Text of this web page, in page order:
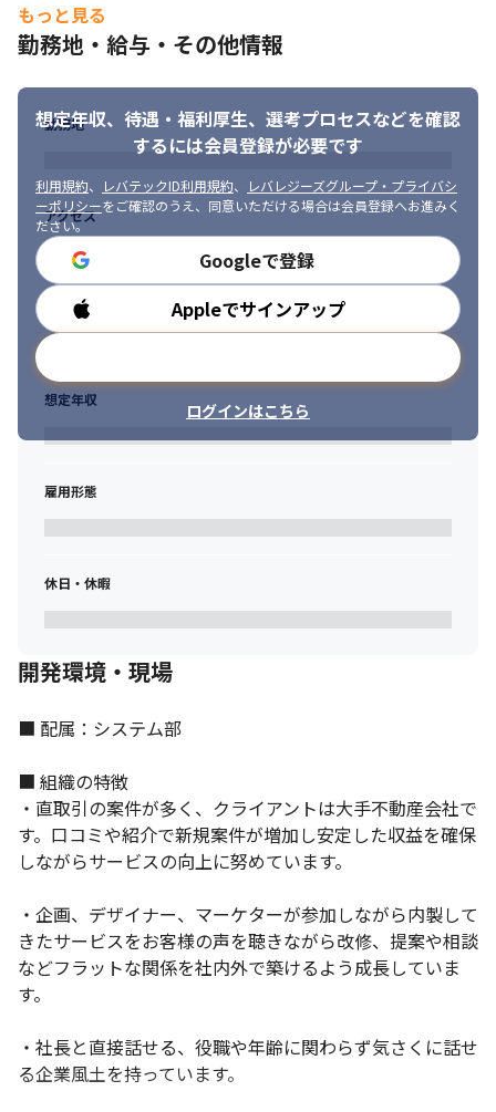
で、職人気質のスタッフが多いのが当社の特長です。
■導入してからじっくりとクライアントと関わることにやりがい
を感じる人。システム技術も必要ですが、プログラム作っている
だけで充足してしまうエンジニアではなく、納品してからの貢献
を見据え実直に仕事をする人を歓迎します。
ングスタッフとしての経歴を積み、さらに上流工程に関わってい
きたい人、システム企画・設計、SEとしてのキャリアアップを図
りたい方
■流通の現場を面白い！マーケティングや生活トレンドの変化に
興味のある方。開発、導入してから成果を提供していくまで、長
期にわたってキャリアアップや成果を上げていきたい方。
もっと見る
勤務地・給与・その他情報
想定年収、待遇・福利厚生、 選考プロセスなどを確認
するには会員登録が必要です
利用規約、 レバテックID利用規約、
レバレジーズグループ・プライバシ
ーポリシーをご確認のうえ、同意いただける場合は会員登録へお進みく
ださい。
Googleで登録
Appleでサインアップ
ログインはこちら
勤務地
アクセス
勤務時間
想定年収
雇用形態
休日・休暇
開発環境・現場
■ 配属：システム部
■ 組織の特徴
・直取引の案件が多く、クライアントは大手不動産会社で
す。口コミや紹介で新規案件が増加し安定した収益を確保
しながらサービスの向上に努めています。
・企画、デザイナー、マーケターが参加しながら内製して
きたサービスをお客様の声を聴きながら改修、提案や相談
などフラットな関係を社内外で築けるよう成長していま
す。
・社長と直接話せる、役職や年齢に関わらず気さくに話せ
る企業風土を持っています。